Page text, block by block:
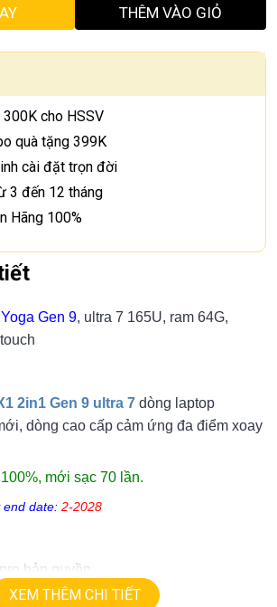
THÊM VÀO GIỎ
cho HSSV
quà tặng 399K
cài đặt trọn đời
3 đến 12 tháng
Hãng 100%
Yoga Gen 9, ultra 7 165U, ram 64G,
2in1 Gen 9 ultra 7 dòng laptop
dòng cao cấp cảm ứng đa điểm xoay
mới sạc 70 lần.
end date: 2-2028
bản quyền.
XEM THÊM CHI TIẾT